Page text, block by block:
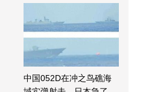
中国052D在冲之鸟礁海